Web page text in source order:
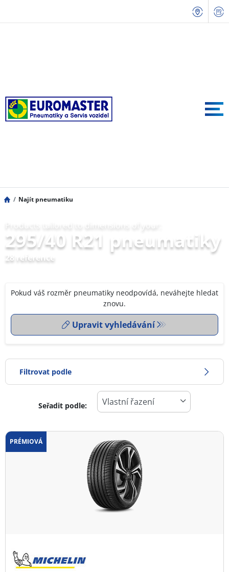
Najít pneumatiku
295/40 R21 pneumatiky
28 reference
Pokud váš rozměr pneumatiky neodpovídá, neváhejte hledat
znovu.
Upravit vyhledávání
Filtrovat podle
Typ pneumatiky
Všechny typy (28)
Typ vozidla
Seřadit podle:
PRÉMIOVÁ